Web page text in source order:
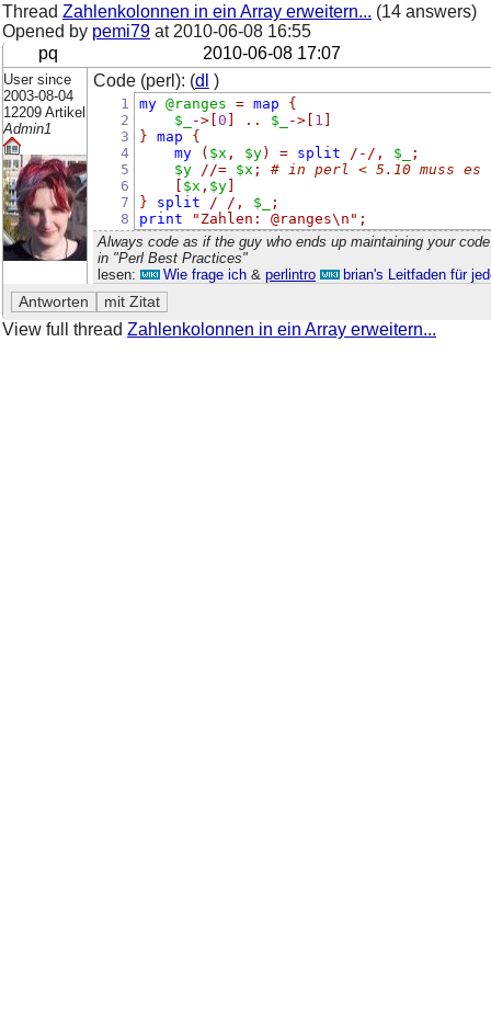
Thread Zahlenkolonnen in ein Array erweitern... (14 answers)
Opened by pemi79 at 2010-06-08 16:55
pq
2010-06-08 17:07
User since
2003-08-04
12209 Artikel
Admin1
Code (perl): (dl )
1
2
3
4
5
6
7
8
my @ranges = map
{
$_
->[ 0 .. $_ ->[ 1
} map
{
my
( $x , $y) = split /-/ , $_
;
$y
//= $x ;
# in perl < 5.10 muss
$x , $y]
}
split / / , $_
;
print
"Zahlen: @ranges\n" ;
Always code as if the guy who ends up maintaining your
in "Perl Best Practices"
lesen:
Wie frage ich &perlintro brian's Leitfaden für
View full thread Zahlenkolonnen in ein Array erweitern...